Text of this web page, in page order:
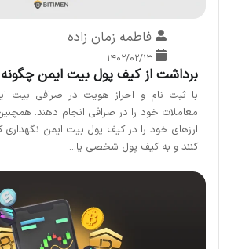
فاطمه زمان زاده
۱۴۰۲/۰۲/۱۳
برداشت از کیف پول بیت ایمن
با ثبت نام و احراز هویت در صرافی بیت
معاملات خود را در صرافی انجام دهند. همچنین
ارزهای خود را در کیف پول بیت ایمن نگهداری
کنند و به کیف پول شخصی یا...